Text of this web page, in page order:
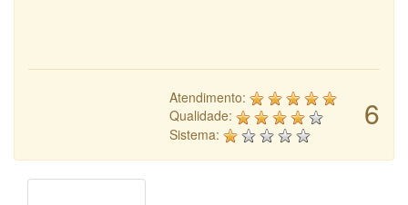
6
Atendimento:
Qualidade:
Sistema: